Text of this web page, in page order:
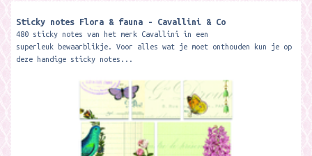
Sticky notes Flora & fauna - Cavallini & Co
480 sticky notes van het merk Cavallini in een
superleuk bewaarblikje. Voor alles wat je moet onthouden kun je op
deze handige sticky notes...